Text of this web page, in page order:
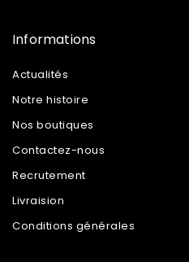
Informations
Actualités
Notre histoire
Nos boutiques
Contactez-nous
Recrutement
Livraision
Conditions générales